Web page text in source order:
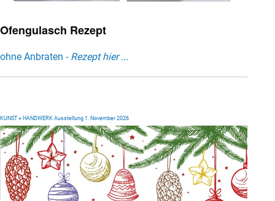
Ofengulasch Rezept
ohne Anbraten - Rezept hier ...
KUNST + HANDWERK Ausstellung 1. November 2026